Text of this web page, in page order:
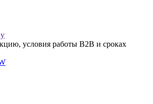
условия работы В2В и сроках